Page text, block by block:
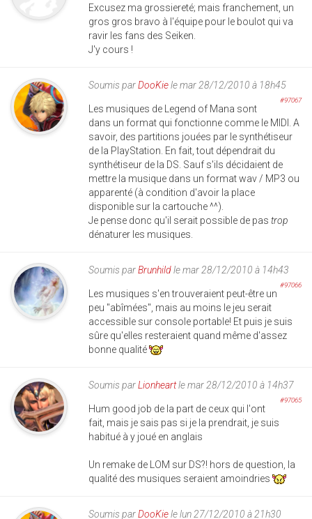
Excusez ma grossiereté; mais franchement, un
gros gros bravo à l'équipe pour le boulot qui va
ravir les fans des Seiken.
J'y cours !
Soumis parDooKiele mar 28/12/2010 à 18h45
#97067
Les musiques de Legend of Mana sont
dans un format qui fonctionne comme le MIDI. A
savoir, des partitions jouées par le synthétiseur
de la PlayStation. En fait, tout dépendrait du
synthétiseur de la DS. Sauf s'ils décidaient de
mettre la musique dans un format wav / MP3 ou
apparenté (à condition d'avoir la place
disponible sur la cartouche ^^).
Je pense donc qu'il serait possible de pas trop
dénaturer les musiques.
Soumis parBrunhildle mar 28/12/2010 à 14h43
#97066
Les musiques s'en trouveraient peut-être un
peu "abîmées", mais au moins le jeu serait
accessible sur console portable! Et puis je suis
sûre qu'elles resteraient quand même d'assez
bonne qualité
Soumis parLionheartle mar 28/12/2010 à 14h37
#97065
Hum good job de la part de ceux qui l'ont
fait, mais je sais pas si je la prendrait, je suis
habitué à y joué en anglais
Un remake de LOM sur DS?! hors de question, la
qualité des musiques seraient amoindries
Soumis parDooKiele lun 27/12/2010 à 21h30